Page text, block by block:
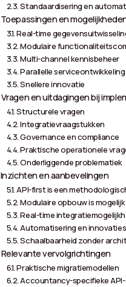
Standaardisering en
Toepassingen en
Real-time
Modulaire
Multi-channel kennisbeheer
Parallelle serviceontwikkeling
Snellere innovatie
Vragen en uitdagingen bij
Structurele vragen
Integratievraagstukken
Governance en compliance
Praktische operationele
Onderliggende problematiek
Inzichten en aanbevelingen
API-first is een
Modulaire opbouw is
Real-time
Automatisering en
Schaalbaarheid zonder
Relevante vervolgrichtingen
Praktische migratiemodellen
Accountancy-specifieke